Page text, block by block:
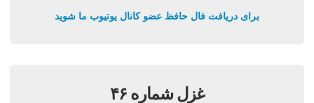
برای دریافت فال حافظ عضو کانال یوتیوب ما شوید
غزل شماره ۴۶